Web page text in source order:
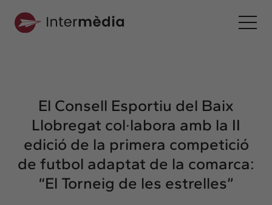
Interconnexió
Els nostres serveis
Interacció
Projectes
El Consell Esportiu del Baix
Llobregat col·labora amb la II
edició de la primera competició
de futbol adaptat de la comarca:
“El Torneig de les estrelles”